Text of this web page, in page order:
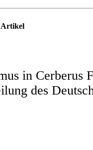
Artikel
in Cerberus
des